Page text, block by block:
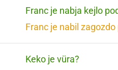
Franc je nabja kejlo
Franc je nabil
Keko je vüra?